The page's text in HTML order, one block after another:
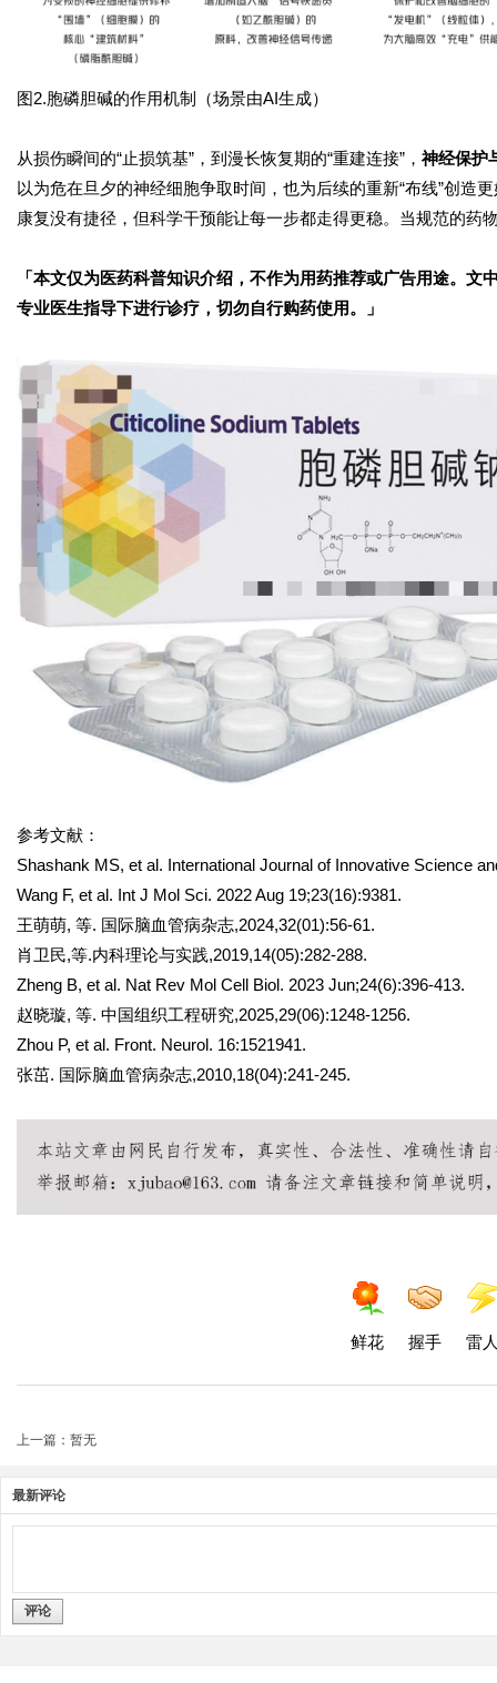
图2.胞磷胆碱的作用机制（场景由AI生成）
从损伤瞬间的“止损筑基”，到漫长恢复期的“重建连接”， 神经保护
以为危在旦夕的神经细胞争取时间，也为后续的重新“布线”创造
康复没有捷径，但科学干预能让每一步都走得更稳。当规范的
「本文仅为医药科普知识介绍，不作为用药推荐或广告用途。
专业医生指导下进行诊疗，切勿自行购药使用。」
参考文献：
Shashank MS, et al. International Journal of Innovative Science
Wang F, et al. Int J Mol Sci. 2022 Aug 19;23(16):9381.
王萌萌, 等. 国际脑血管病杂志,2024,32(01):56-61.
肖卫民,等.内科理论与实践,2019,14(05):282-288.
Zheng B, et al. Nat Rev Mol Cell Biol. 2023 Jun;24(6):396-413.
赵晓璇, 等. 中国组织工程研究,2025,29(06):1248-1256.
Zhou P, et al. Front. Neurol. 16:1521941.
张茁. 国际脑血管病杂志,2010,18(04):241-245.
鲜花 握手 雷
上一篇：暂无
最新评论
评论